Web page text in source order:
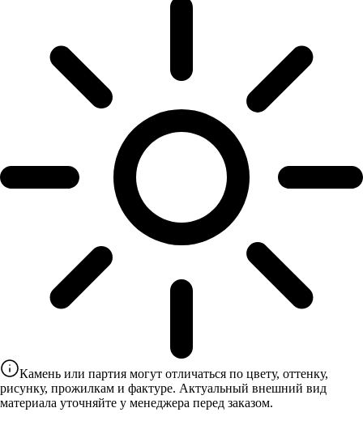
Камень или партия могут отличаться по цвету, оттенку,
рисунку, прожилкам и фактуре. Актуальный внешний вид
материала уточняйте у менеджера перед заказом.